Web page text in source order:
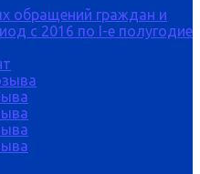
обращений граждан и
с 2016 по I-е полугодие